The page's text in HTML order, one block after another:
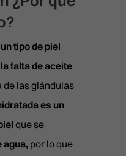
tipo de piel
la falta de aceite
las glándulas
es un
que se
agua, por lo que
NEUROMODULADORES
PLEXR
PRP FACIAL
POLINUCLEÓTIDOS
INYECTABLES
RELLENO DE OJERAS
PICOLÁSER MELASMA
RADIOFRECUENCIA FULL
RADIOFRECUENCIA LEGACY
EN LAS PALMAS
Galdós, 28. 35002
Las Palmas de Gran Canaria
21 24 27
EN VALENCIA
Císcar 66, bajo CP